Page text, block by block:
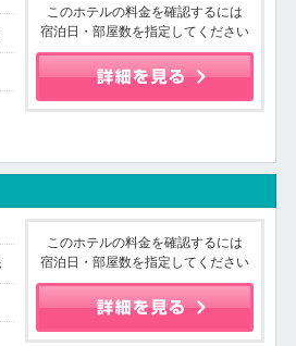
このホテルの料金を確認するには
宿泊日・部屋数を指定してください
このホテルの料金を確認するには
宿泊日・部屋数を指定してください